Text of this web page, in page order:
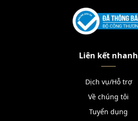
Liên kết nhanh
Dịch vụ/Hỗ trợ
Về chúng tôi
Tuyển dụng